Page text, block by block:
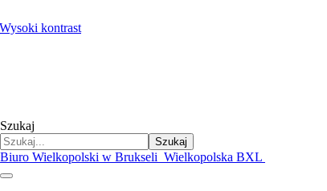
Wysoki kontrast
Szukaj
Szukaj
Biuro Wielkopolski w Brukseli Wielkopolska BXL